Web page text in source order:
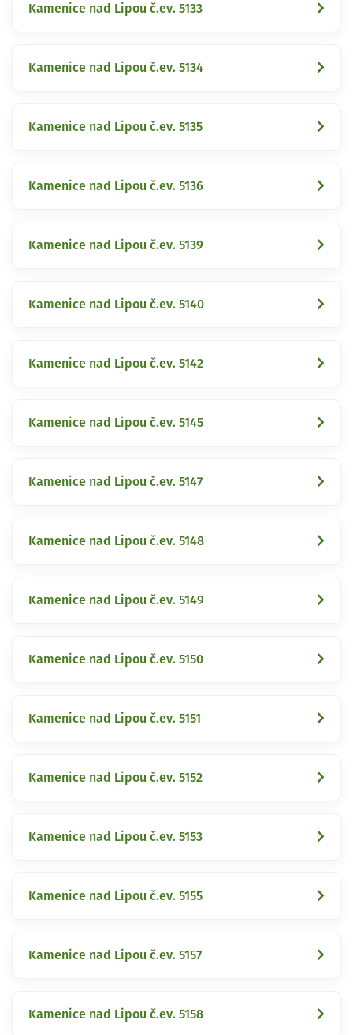
Kamenice nad Lipou č.ev. 5133
Kamenice nad Lipou č.ev. 5134
Kamenice nad Lipou č.ev. 5135
Kamenice nad Lipou č.ev. 5136
Kamenice nad Lipou č.ev. 5139
Kamenice nad Lipou č.ev. 5140
Kamenice nad Lipou č.ev. 5142
Kamenice nad Lipou č.ev. 5145
Kamenice nad Lipou č.ev. 5147
Kamenice nad Lipou č.ev. 5148
Kamenice nad Lipou č.ev. 5149
Kamenice nad Lipou č.ev. 5150
Kamenice nad Lipou č.ev. 5151
Kamenice nad Lipou č.ev. 5152
Kamenice nad Lipou č.ev. 5153
Kamenice nad Lipou č.ev. 5155
Kamenice nad Lipou č.ev. 5157
Kamenice nad Lipou č.ev. 5158